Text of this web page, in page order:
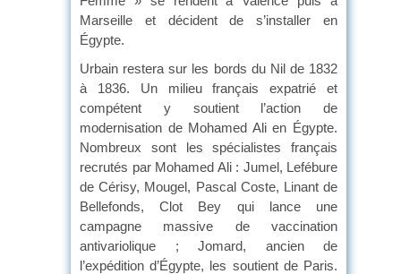
Marseille et décident de s’installer en
Égypte.
Urbain restera sur les bords du Nil de 1832
à 1836. Un milieu français expatrié et
compétent y soutient l’action de
modernisation de Mohamed Ali en Égypte.
Nombreux sont les spécialistes français
recrutés par Mohamed Ali : Jumel, Lefébure
de Cérisy, Mougel, Pascal Coste, Linant de
Bellefonds, Clot Bey qui lance une
campagne massive de vaccination
antivariolique ; Jomard, ancien de
l’expédition d’Égypte, les soutient de Paris.